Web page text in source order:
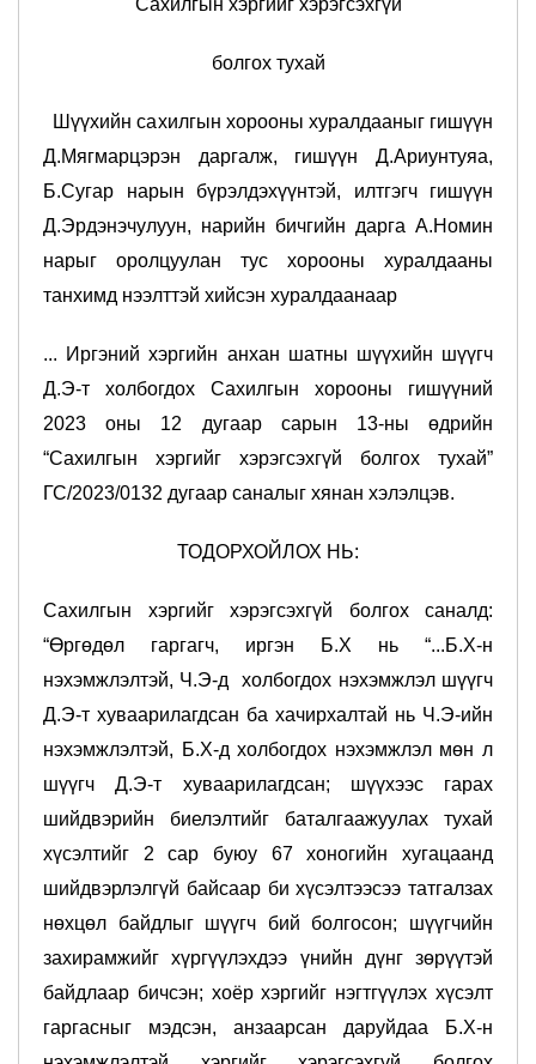
болгох тухай
Шүүхийн сахилгын хорооны хуралдааныг гишүүн
Д.Мягмарцэрэн даргалж, гишүүн Д.Ариунтуяа,
Б.Сугар нарын бүрэлдэхүүнтэй, илтгэгч гишүүн
Д.Эрдэнэчулуун, нарийн бичгийн дарга А.Номин
нарыг оролцуулан тус хорооны хуралдааны
танхимд нээлттэй хийсэн хуралдаанаар
... Иргэний хэргийн анхан шатны шүүхийн шүүгч
Д.Э-т холбогдох Сахилгын хорооны гишүүний
2023 оны 12 дугаар сарын 13-ны өдрийн
“Сахилгын хэргийг хэрэгсэхгүй болгох тухай”
ГС/2023/0132 дугаар саналыг хянан хэлэлцэв.
ТОДОРХОЙЛОХ НЬ:
Сахилгын хэргийг хэрэгсэхгүй болгох саналд:
“Өргөдөл гаргагч, иргэн Б.Х нь “...Б.Х-н
нэхэмжлэлтэй, Ч.Э-д холбогдох нэхэмжлэл шүүгч
Д.Э-т хуваарилагдсан ба хачирхалтай нь Ч.Э-ийн
нэхэмжлэлтэй, Б.Х-д холбогдох нэхэмжлэл мөн л
шүүгч Д.Э-т хуваарилагдсан; шүүхээс гарах
шийдвэрийн биелэлтийг баталгаажуулах тухай
хүсэлтийг 2 сар буюу 67 хоногийн хугацаанд
шийдвэрлэлгүй байсаар би хүсэлтээсээ татгалзах
нөхцөл байдлыг шүүгч бий болгосон; шүүгчийн
захирамжийг хүргүүлэхдээ үнийн дүнг зөрүүтэй
байдлаар бичсэн; хоёр хэргийг нэгтгүүлэх хүсэлт
гаргасныг мэдсэн, анзаарсан даруйдаа Б.Х-н